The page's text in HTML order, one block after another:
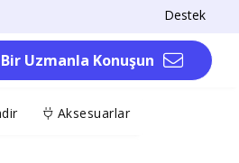
Destek
Bir Uzmanla Konuşun
Aksesuarlar